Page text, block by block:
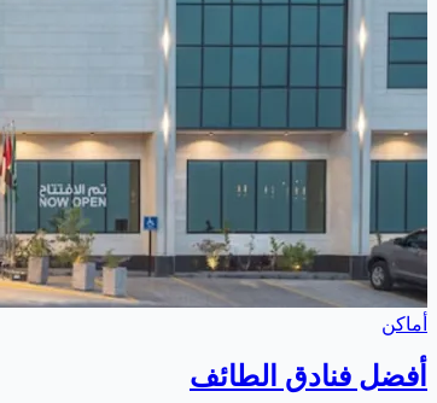
أماكن
أفضل فنادق الطائف